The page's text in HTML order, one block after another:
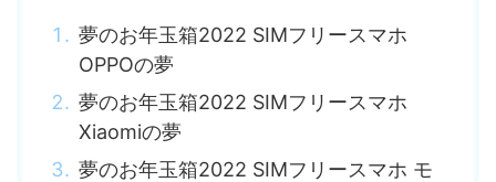
夢のお年玉箱2022 SIMフリースマホ
OPPOの夢
夢のお年玉箱2022 SIMフリースマホ
Xiaomiの夢
夢のお年玉箱2022 SIMフリースマホ モ